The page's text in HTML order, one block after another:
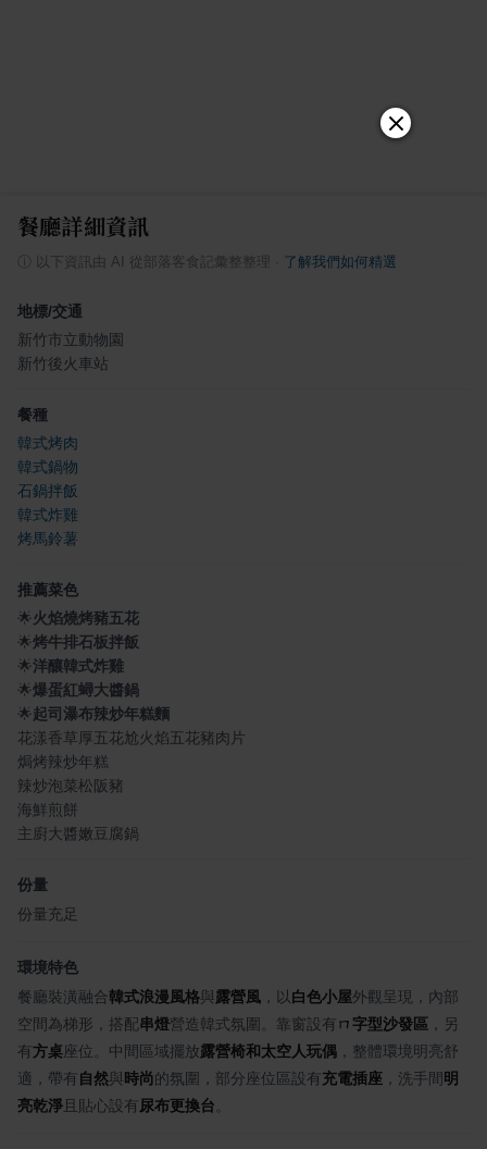
餐廳詳細資訊
以下資訊由 AI 從部落客食記彙整整理 了解我們如何精選
地標/交通
新竹市立動物園
新竹後火車站
餐種
韓式烤肉
韓式鍋物
石鍋拌飯
韓式炸雞
烤馬鈴薯
推薦菜色
🌟火焰燒烤豬五花
🌟烤牛排石板拌飯
🌟洋釀韓式炸雞
🌟爆蛋紅蟳大醬鍋
🌟起司瀑布辣炒年糕麵
花漾香草厚五花尬火焰五花豬肉片
焗烤辣炒年糕
辣炒泡菜松阪豬
海鮮煎餅
主廚大醬嫩豆腐鍋
份量
份量充足
環境特色
餐廳裝潢融合韓式浪漫風格與露營風 ，以白色小屋外觀呈現，內部
空間為梯形，搭配串燈營造韓式氛圍。靠窗設有 ㄇ字型沙發區 ，另
有方桌座位。中間區域擺放露營椅和太空人玩偶 ，整體環境明亮舒
適，帶有 自然與 時尚的氛圍，部分座位區設有 充電插座 ，洗手間明
亮乾淨 且貼心設有 尿布更換台